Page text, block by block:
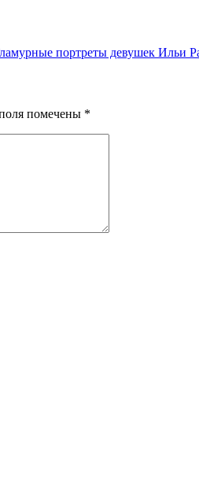
портреты девушек Ильи
помечены *